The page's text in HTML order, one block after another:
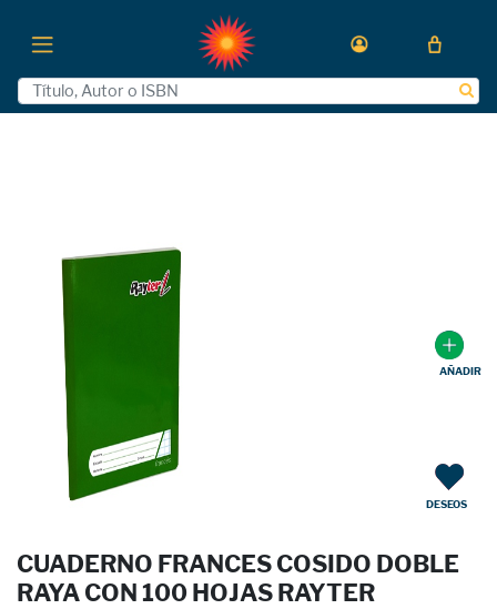
CUADERNO FRANCES COSIDO DOBLE
RAYA CON 100 HOJAS RAYTER
AÑADIR
DESEOS